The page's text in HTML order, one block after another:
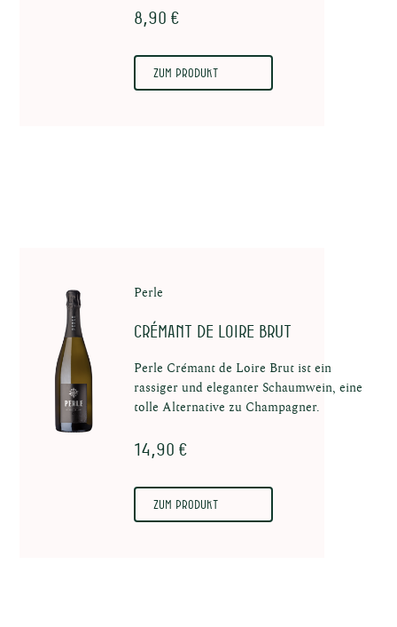
8,90 €
Zum Produkt
Perle
Crémant de Loire Brut
Perle Crémant de Loire Brut ist ein
rassiger und eleganter Schaumwein, eine
tolle Alternative zu Champagner.
14,90 €
Zum Produkt